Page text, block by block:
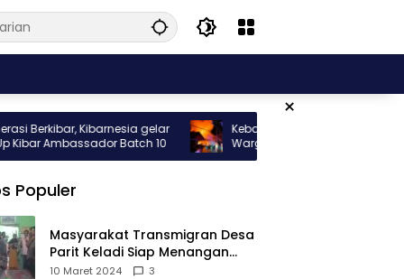
×
Kibarnesia gelar
Ambassador Batch 10
Kebakaran Hebat Melanda Rumah
Warga di Gang Nelayan Sungai
Populer
Masyarakat Transmigran Desa
Parit Keladi Siap Menangan
Fauzan-Mirza di Pilkada Kubu
10 Maret 2024 3